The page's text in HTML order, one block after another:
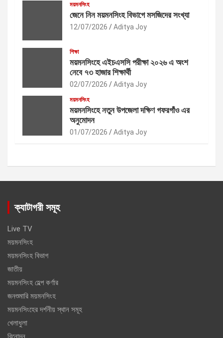
ময়মনসিংহ
জেনে নিন ময়মনসিংহ বিভাগে মসজিদের সংখ্যা
12/07/2026 Aditya Joy
শিক্ষা
ময়মনসিংহে এইচএসসি পরীক্ষা ২০২৬ এ অংশ
নেবে ৭৩ হাজার শিক্ষার্থী
02/07/2026 Aditya Joy
ময়মনসিংহ
ময়মনসিংহে নতুন উপজেলা দক্ষিণ গফরগাঁও এর
অনুমোদন
01/07/2026 Aditya Joy
ক্যাটাগরী সমূহ
Live TV
ময়মনসিংহ
ময়মনসিংহ বিভাগ
জাতীয়
ময়মনসিংহ হেল্প কর্ণার
জনশুমারি ময়মনসিংহ
ময়মনসিংহের দর্শনীয় স্থান সমূহ
খেলাধুলা